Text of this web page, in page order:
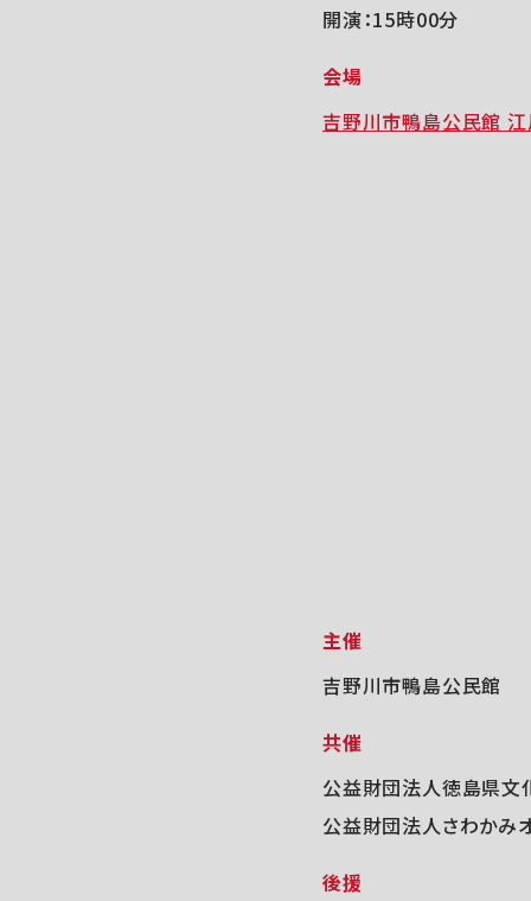
開演：15時00分
会場
吉野川市鴨島公民館 江
主催
吉野川市鴨島公民館
共催
公益財団法人徳島県文
公益財団法人さわかみ
後援